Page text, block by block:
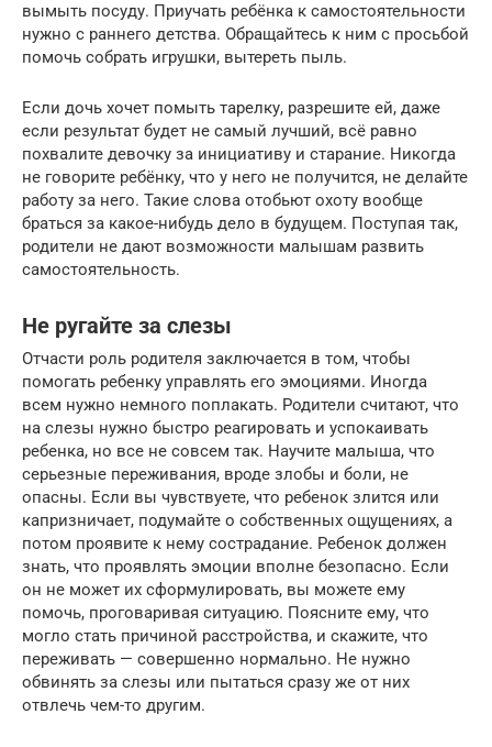
вымыть посуду. Приучать ребёнка к самостоятельности
нужно с раннего детства. Обращайтесь к ним с просьбой
помочь собрать игрушки, вытереть пыль.
Если дочь хочет помыть тарелку, разрешите ей, даже
если результат будет не самый лучший, всё равно
похвалите девочку за инициативу и старание. Никогда
не говорите ребёнку, что у него не получится, не делайте
работу за него. Такие слова отобьют охоту вообще
браться за какое-нибудь дело в будущем. Поступая так,
родители не дают возможности малышам развить
самостоятельность.
Не ругайте за слезы
Отчасти роль родителя заключается в том, чтобы
помогать ребенку управлять его эмоциями. Иногда
всем нужно немного поплакать. Родители считают, что
на слезы нужно быстро реагировать и успокаивать
ребенка, но все не совсем так. Научите малыша, что
серьезные переживания, вроде злобы и боли, не
опасны. Если вы чувствуете, что ребенок злится или
капризничает, подумайте о собственных ощущениях, а
потом проявите к нему сострадание. Ребенок должен
знать, что проявлять эмоции вполне безопасно. Если
он не может их сформулировать, вы можете ему
помочь, проговаривая ситуацию. Поясните ему, что
могло стать причиной расстройства, и скажите, что
переживать — совершенно нормально. Не нужно
обвинять за слезы или пытаться сразу же от них
отвлечь чем-то другим.